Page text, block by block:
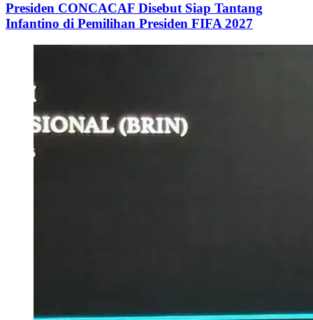
Presiden CONCACAF Disebut Siap Tantang
Infantino di Pemilihan Presiden FIFA 2027